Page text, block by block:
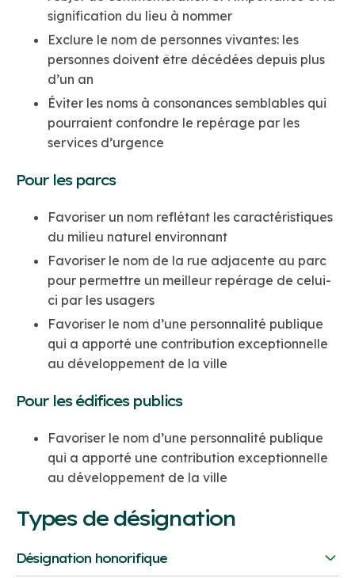
signification du lieu à nommer
Exclure le nom de personnes vivantes: les
personnes doivent être décédées depuis plus
d’un an
Éviter les noms à consonances semblables qui
pourraient confondre le repérage par les
services d’urgence
Pour les parcs
Favoriser un nom reflétant les caractéristiques
du milieu naturel environnant
Favoriser le nom de la rue adjacente au parc
pour permettre un meilleur repérage de celui-
ci par les usagers
Favoriser le nom d’une personnalité publique
qui a apporté une contribution exceptionnelle
au développement de la ville
Pour les édifices publics
Favoriser le nom d’une personnalité publique
qui a apporté une contribution exceptionnelle
au développement de la ville
Types de désignation
Désignation honorifique